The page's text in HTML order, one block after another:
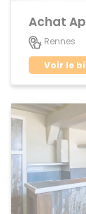
Achat
Rennes
Voir le